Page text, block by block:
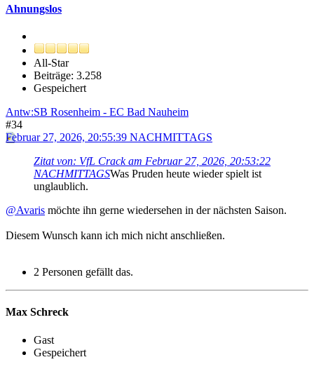
Ahnungslos
All-Star
Beiträge: 3.258
Gespeichert
Antw:SB Rosenheim - EC Bad Nauheim
#34
Februar 27, 2026, 20:55:39 NACHMITTAGS
Zitat von: VfL Crack am Februar 27, 2026, 20:53:22
NACHMITTAGSWas Pruden heute wieder spielt ist
unglaublich.
@Avaris möchte ihn gerne wiedersehen in der nächsten Saison.
Diesem Wunsch kann ich mich nicht anschließen.
2 Personen gefällt das.
Max Schreck
Gast
Gespeichert